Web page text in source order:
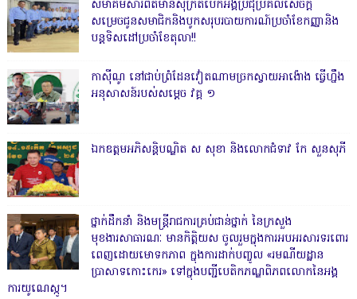
សមាគមសារព័ត៌មានសុក្រឹតបើកអង្គប្រជុំប្រគល់សេចក្តី
សម្រេចជូនសមាជិកនិងបូកសរុបរបាយការណ៍ប្រចាំខែកញ្ញានិង
បន្តទិសដៅប្រចាំខែតុលា!!
កាសុីណូ នៅជាប់ព្រំដែនវៀតណាមច្រកស្វាយអាង៉ោង ធ្វើហ្នឹង
អនុសាសន៍របស់សម្ដេច វគ្គ ១
ឯកឧត្តមអភិសន្តិបណ្ឌិត ស សុខា និងលោកជំទាវ កែ សួនសុភី
ថ្នាក់ដឹកនាំ និងមន្ត្រីរាជការគ្រប់ជាន់ថ្នាក់ នៃក្រសួង
មុខងារសាធារណៈ មានកិត្តិយស ចូលរួមក្នុងការអបអរសារទរពោរ
ពេញដោយមោទកភាព ក្នុងការដាក់បញ្ចូល «រមណីយដ្ឋាន
ប្រាសាទកោះកេរ» ទៅក្នុងបញ្ជីបេតិកភណ្ឌពិភពលោកនៃអង្គ
ការយូណេស្កូ។